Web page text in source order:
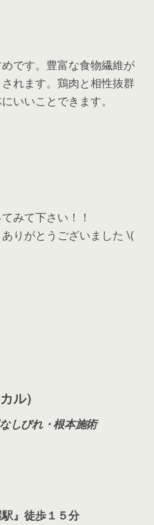
です。豊富な食物繊維が
れます。鶏肉と相性抜群
いいことできます。
みて下さい！！
りがとうございました \(
ル）
しびれ・根本施術
』徒歩１５分